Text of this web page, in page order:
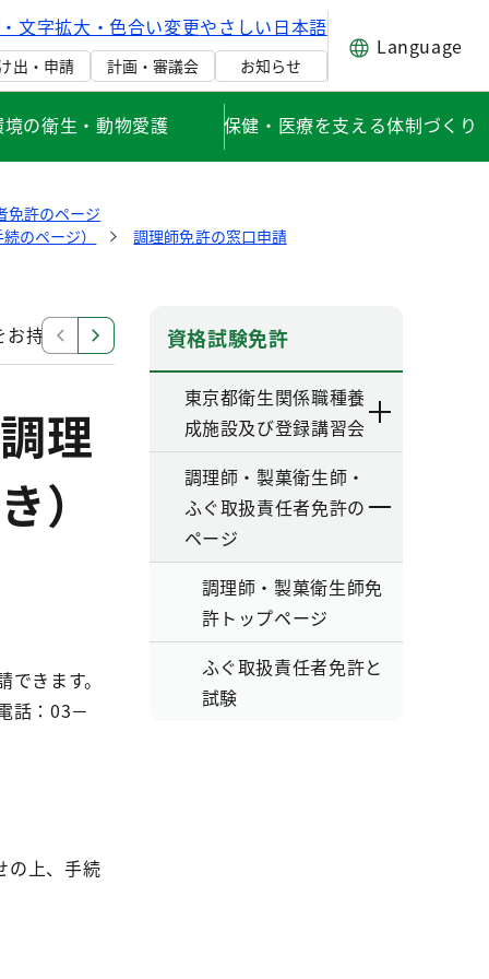
文字拡大・色合い変更やさしい日本語
出・申請 計画・審議会 お知らせ
Language
境の衛生・動物愛護 保健・医療を支える体制づくり
免許のページ
のページ）
調理師免許の窓口申請
持ちの方（申請手続のページ）
理
）
きます。
話：03－
の上、手続
資格試験免許
東京都衛生関係職種養
成施設及び登録講習会
調理師・製菓衛生師・
ふぐ取扱責任者免許の
ページ
調理師・製菓衛生師免
許トップページ
ふぐ取扱責任者免許と
試験